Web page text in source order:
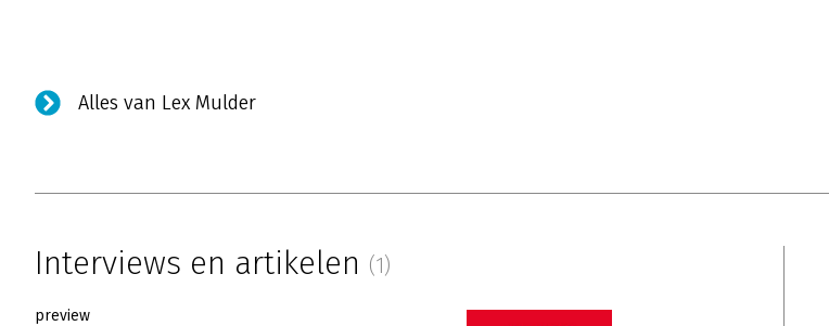
Alles van Lex Mulder
Interviews en artikelen (1)
preview